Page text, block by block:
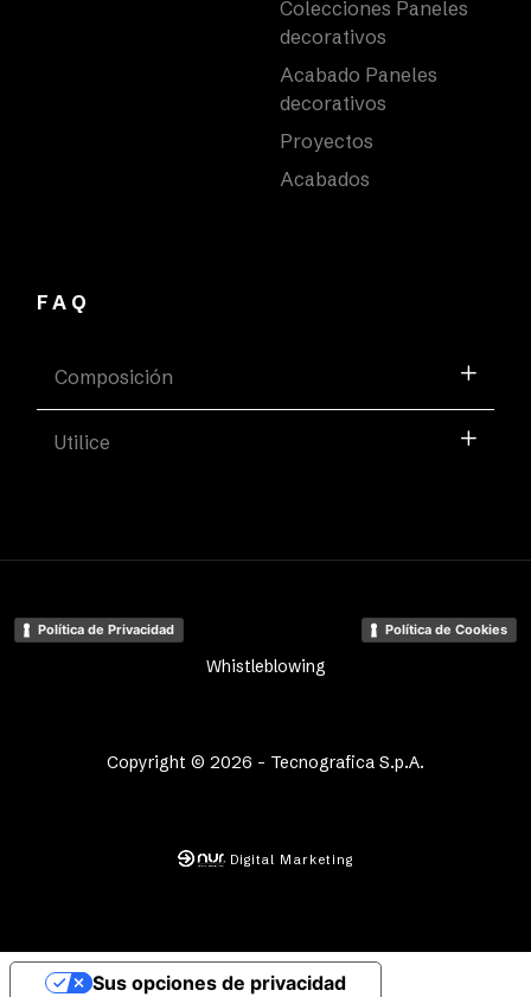
Colecciones Paneles
decorativos
Acabado Paneles
decorativos
Proyectos
Acabados
FAQ
Composición
Utilice
Copyright © 2026 - Tecnografica S.p.A.
Política de Privacidad Política de Cookies
Whistleblowing
Digital Marketing
Sus opciones de privacidad